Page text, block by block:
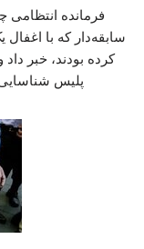
سابقه‌دار که با
کرده بودند، خبر
پلیس